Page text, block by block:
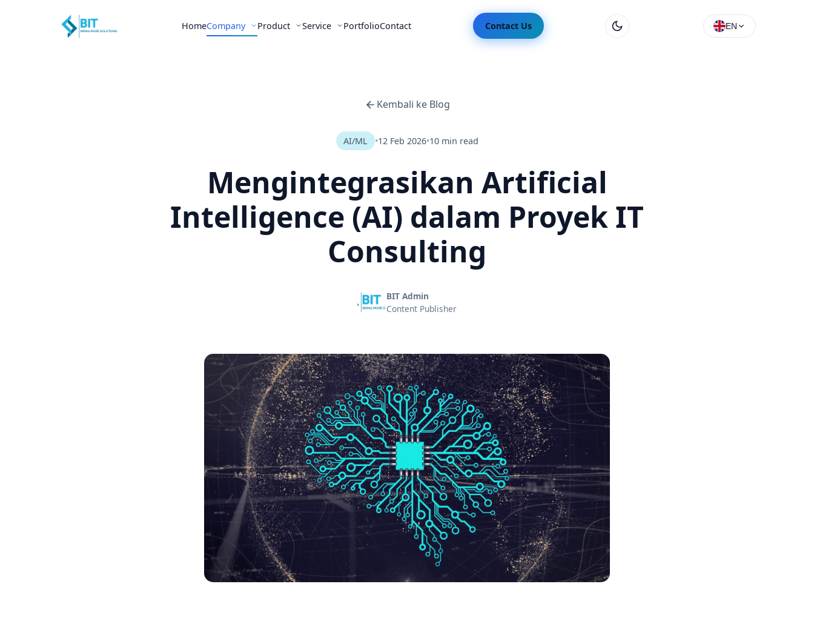
HomeCompany Product Service PortfolioContact Contact Us EN
Kembali ke Blog
AI/ML •12 Feb 2026•10 min read
Mengintegrasikan Artificial
Intelligence (AI) dalam Proyek IT
Consulting
BIT Admin
Content Publisher